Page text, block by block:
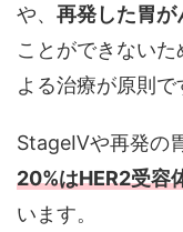
や、 再発した胃が
ことができない
よる治療が原則で
StageⅣや再発の
20%はHER2受容
います。